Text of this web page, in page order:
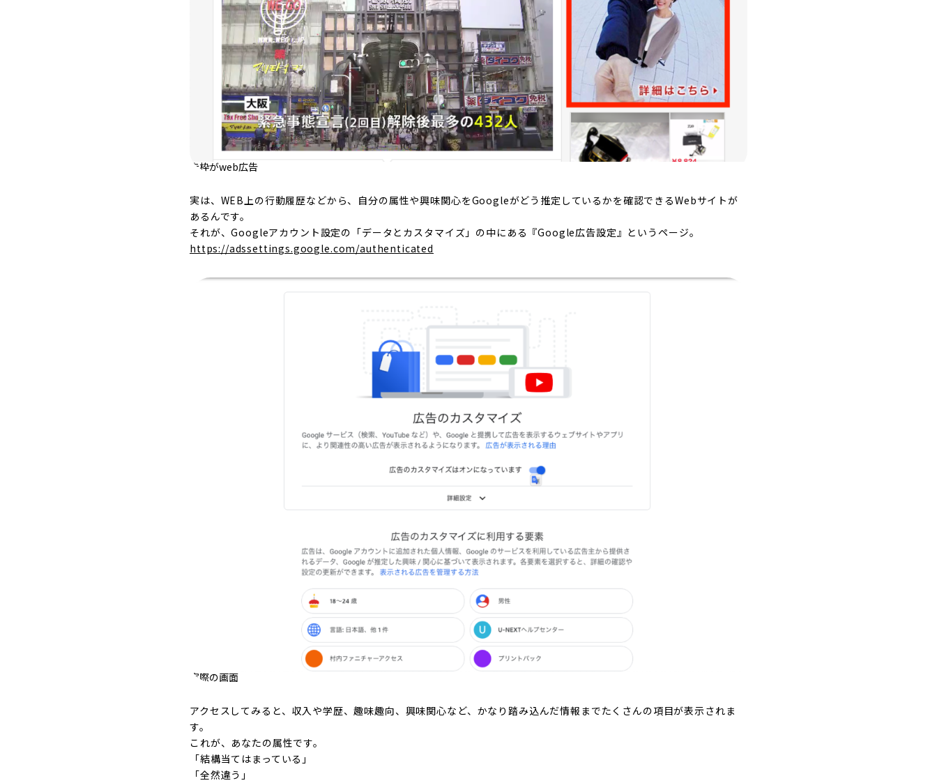
赤枠がweb広告
実は、WEB上の行動履歴などから、自分の属性や興味関心をGoogleがどう推定しているかを確認できるWebサイトが
あるんです。
それが、Googleアカウント設定の「データとカスタマイズ」の中にある『Google広告設定』というページ。
https://adssettings.google.com/authenticated
実際の画面
アクセスしてみると、収入や学歴、趣味趣向、興味関心など、かなり踏み込んだ情報までたくさんの項目が表示されま
す。
これが、あなたの属性です。
「結構当てはまっている」
「全然違う」